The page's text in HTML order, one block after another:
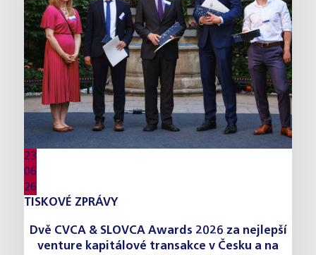
23
06
26
TISKOVÉ ZPRÁVY
Dvě CVCA & SLOVCA Awards 2026 za nejlepší
venture kapitálové transakce v Česku a na